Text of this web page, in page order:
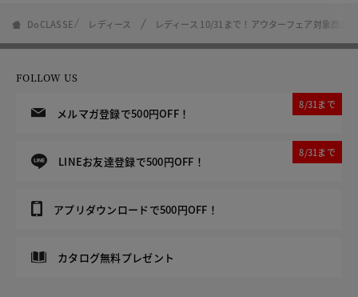
DoCLASSE レディース レディース 10/31まで！アウターフェア対象商品
FOLLOW US
メルマガ登録で500円OFF！
8/31まで
LINEお友達登録で500円OFF！
8/31まで
アプリダウンロードで500円OFF！
カタログ無料プレゼント